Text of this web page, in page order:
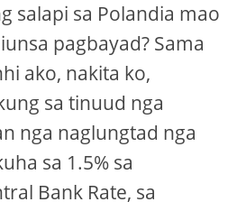
salapi sa Polandia mao
pagbayad? Sama
ako, nakita ko,
sa tinuud nga
nga naglungtad nga
sa 1.5% sa
Bank Rate, sa